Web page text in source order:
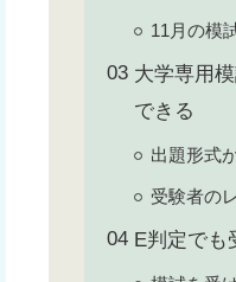
11月の模
大学専用
できる
出題形式
受験者の
E判定でも